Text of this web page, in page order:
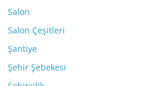
Salon
Salon Çeşitleri
Şantiye
Şehir Şebekesi